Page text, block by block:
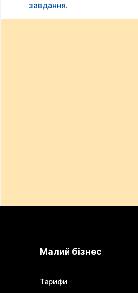
завдання.
Малий бізнес
Тарифи